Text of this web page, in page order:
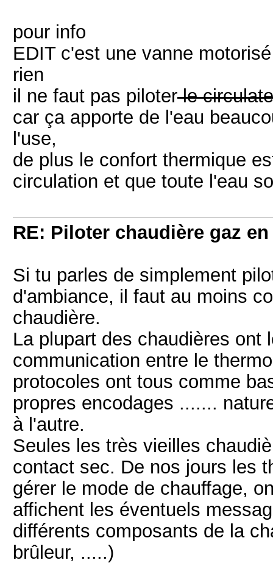
pour info
EDIT c'est une vanne
rien
il ne faut pas piloterle
car ça apporte de l'eau
l'use,
de plus le confort thermique
circulation et que toute l'eau
RE: Piloter chaudière gaz en
Si tu parles de simplement
d'ambiance, il faut au moins
chaudière.
La plupart des chaudières ont
communication entre le
protocoles ont tous comme
propres encodages .......
à l'autre.
Seules les très vieilles
contact sec. De nos jours les
gérer le mode de chauffage,
affichent les éventuels
différents composants de la
brûleur, .....)